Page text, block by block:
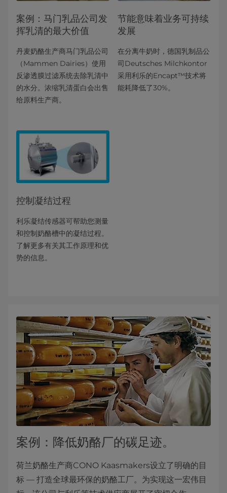
案例：马门乳品公司发
挥乳清的最大价值
丹麦奶酪生产商马门乳品公司
（Mammen Dairies）使用
反渗透膜过滤系统去除乳清中
的水分。浓缩乳清蛋白会出售
给原料生产商。
节能意味着业务可持续
发展
在分离牛奶时，德国乳制品公
司Deutsches Milchkontor
采用利乐的Encapt™技术将
能耗降低了30%。
控制凝结过程
利乐凝结传感器可帮助您测量
和控制奶酪槽中的凝结过程。
了解更多有关其工作原理和优
势的信息。
案例：降低奶酪厂的碳足迹。
荷兰奶酪生产商CONO Kaasmakers设立了明确的目
标 — 打造全球最环保的奶酪工厂。为实现这一宏伟目